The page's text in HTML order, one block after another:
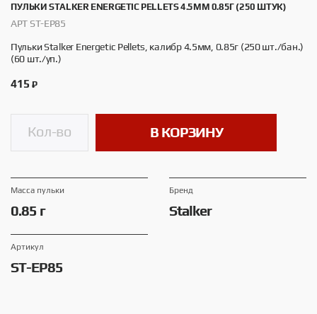
ПУЛЬКИ STALKER ENERGETIC PELLETS 4.5ММ 0.85Г (250 ШТУК)
АРТ ST-EP85
Пульки Stalker Energetic Pellets, калибр 4.5мм, 0.85г (250 шт./бан.)
(60 шт./уп.)
415 ₽
В КОРЗИНУ
Масса пульки
0.85 г
Брeнд
Stalker
Артикул
ST-EP85